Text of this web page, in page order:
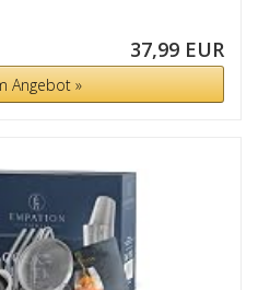
37,99 EUR
Angebot »